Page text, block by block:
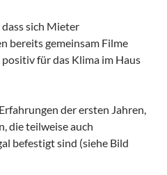
sich Mieter
bereits gemeinsam Filme
positiv für das Klima im Haus
der ersten Jahren,
die teilweise auch
befestigt sind (siehe Bild